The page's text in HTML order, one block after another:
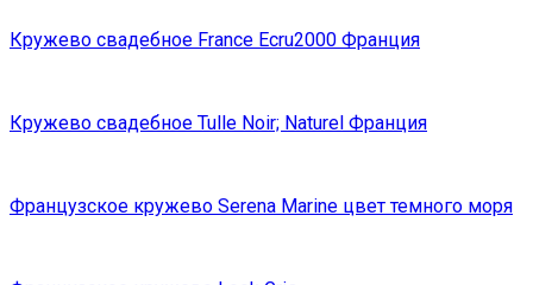
Кружево свадебное France Ecru2000 Франция
Кружево свадебное Tulle Noir; Naturel Франция
Французское кружево Serena Marine цвет темного моря